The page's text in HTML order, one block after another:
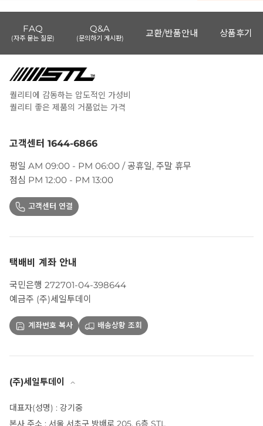
FAQ
(자주 묻는 질문)
Q&A
(문의하기 게시판) 교환/반품안내 상품후기
퀄리티에 감동하는 압도적인 가성비
퀄리티 좋은 제품의 거품없는 가격
고객센터 1644-6866
평일 AM 09:00 - PM 06:00 / 공휴일, 주말 휴무
점심 PM 12:00 - PM 13:00
고객센터 연결
택배비 계좌 안내
국민은행 272701-04-398644
예금주 (주)세일투데이
계좌번호 복사 배송상황 조회
(주)세일투데이
대표자(성명) : 강기중
본사 주소 : 서울 서초구 방배로 205, 6층 STL